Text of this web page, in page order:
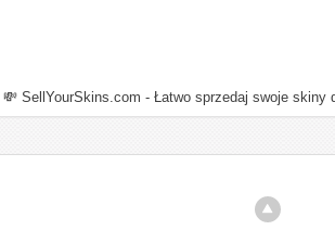
💸 SellYourSkins.com - Łatwo sprzedaj swoje skiny